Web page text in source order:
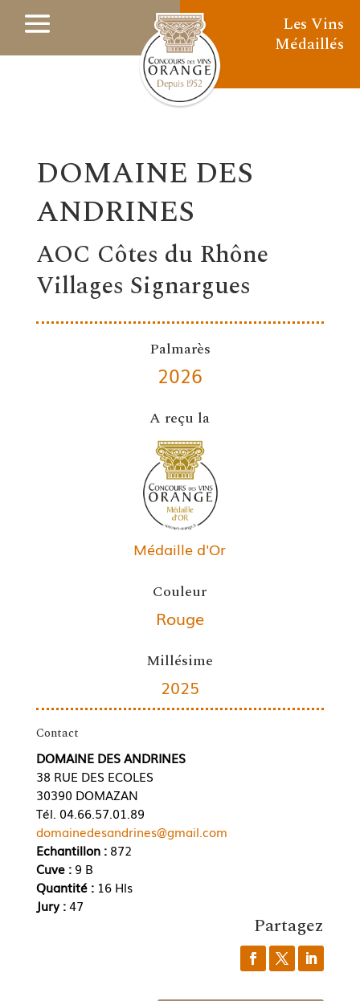
Les Vins
Médaillés
DOMAINE DES
ANDRINES
AOC Côtes du Rhône
Villages Signargues
Palmarès
2026
A reçu la
Médaille d'Or
Couleur
Rouge
Millésime
2025
Contact
DOMAINE DES ANDRINES
38 RUE DES ECOLES
30390 DOMAZAN
Tél. 04.66.57.01.89
domainedesandrines@gmail.com
Echantillon :872
Cuve : 9 B
Quantité : 16 Hls
Jury :47
Partagez